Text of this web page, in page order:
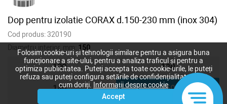
Dop pentru izolatie CORAX d.150-230 mm (inox 304)
Cod produs:320190
Diametru interior, mm: 150
100 120
140 150
Folosim cookie-uri și tehnologii similare pentru a asigura buna
funcționare a site-ului, pentru a analiza traficul și pentru a
optimiza publicitatea. Puteți accepta toate cookie-urile, le puteți
refuza sau puteți configura setările de confidențialitate după
cum doriți.
Informații despre cookie
Accept